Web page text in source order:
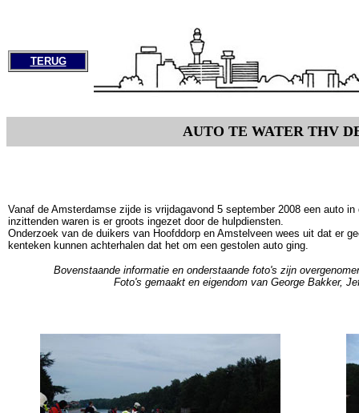
TERUG
AUTO TE WATER THV
Vanaf de Amsterdamse zijde is vrijdagavond 5 september 2008 een auto
inzittenden waren is er groots ingezet door de hulpdiensten.
Onderzoek van de duikers van Hoofddorp en Amstelveen wees uit dat er
kenteken kunnen achterhalen dat het om een gestolen auto ging.
Bovenstaande informatie en onderstaande foto's zijn
Foto's gemaakt en eigendom van George Bakker,